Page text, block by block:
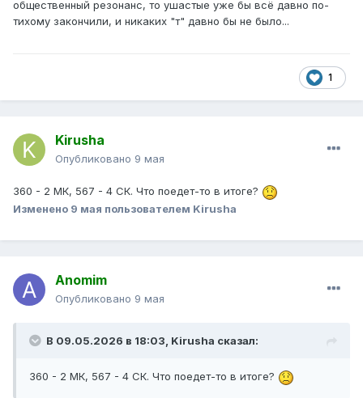
общественный резонанс, то ушастые уже бы всё давно по-
тихому закончили, и никаких "т" давно бы не было...
1
Kirusha
Опубликовано 9 мая
360 - 2 МК, 567 - 4 СК. Что поедет-то в итоге?
Изменено 9 мая пользователем Kirusha
Anomim
Опубликовано 9 мая
В 09.05.2026 в 18:03, Kirusha сказал:
360 - 2 МК, 567 - 4 СК. Что поедет-то в итоге?